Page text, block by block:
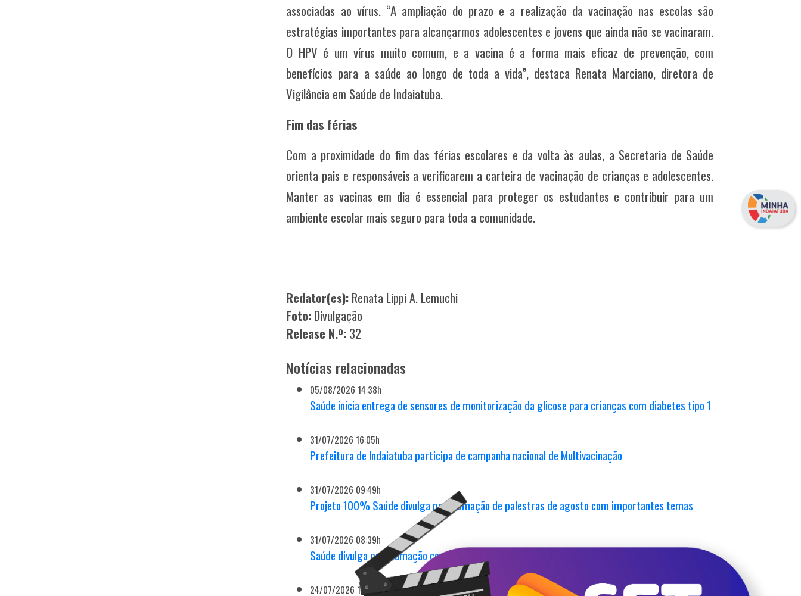
associadas ao vírus. “A ampliação do prazo e a realização da vacinação nas escolas são
estratégias importantes para alcançarmos adolescentes e jovens que ainda não se vacinaram.
O HPV é um vírus muito comum, e a vacina é a forma mais eficaz de prevenção, com
benefícios para a saúde ao longo de toda a vida”, destaca Renata Marciano, diretora de
Vigilância em Saúde de Indaiatuba.
Fim das férias
Com a proximidade do fim das férias escolares e da volta às aulas, a Secretaria de Saúde
orienta pais e responsáveis a verificarem a carteira de vacinação de crianças e adolescentes.
Manter as vacinas em dia é essencial para proteger os estudantes e contribuir para um
ambiente escolar mais seguro para toda a comunidade.
Redator(es): Renata Lippi A. Lemuchi
Foto: Divulgação
Release N.º: 32
Notícias relacionadas
05/08/2026 14:38h
Saúde inicia entrega de sensores de monitorização da glicose para crianças com diabetes tipo 1
31/07/2026 16:05h
Prefeitura de Indaiatuba participa de campanha nacional de Multivacinação
31/07/2026 09:49h
Projeto 100% Saúde divulga programação de palestras de agosto com importantes temas
31/07/2026 08:39h
Saúde divulga programação com ações alusivas às campanhas Agosto Dourado e Azul Vermelho
24/07/2026 15:04h